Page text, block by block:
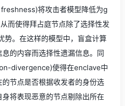
将攻击者模型降低为g
而使得拜占庭节点除了选择性发
势。在这样的模型中，盲盒计算
的内容而选择性遗漏信息。同
divergence)使得在enclave中
节点是否根据收发者的身份选
将表现恶意的节点剔除出所在